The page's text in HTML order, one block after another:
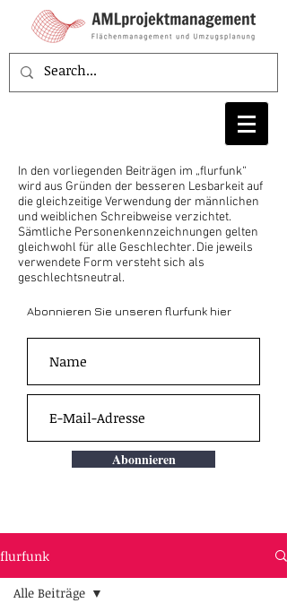
In den vorliegenden Beiträgen im „flurfunk“
wird aus Gründen der besseren Lesbarkeit auf
die gleichzeitige Verwendung der männlichen
und weiblichen Schreibweise verzichtet.
Sämtliche Personenkennzeichnungen gelten
gleichwohl für alle Geschlechter. Die jeweils
verwendete Form versteht sich als
geschlechtsneutral.
Abonnieren Sie unseren flurfunk hier
Abonnieren
flurfunk
Alle Beiträge